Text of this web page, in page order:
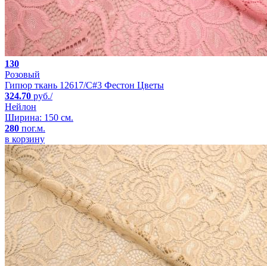
130
Розовый
Гипюр ткань 12617/C#3 Фестон Цветы
324.70 руб./
Нейлон
Ширина: 150 см.
280 пог.м.
в корзину